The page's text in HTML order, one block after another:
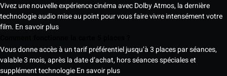
Vivez une nouvelle expérience cinéma avec Dolby Atmos, la dernière
technologie audio mise au point pour vous faire vivre intensément votre
film. En savoir plus
Vous donne accès à un tarif préférentiel jusqu’à 3 places par séances,
valable 3 mois, après la date d’achat, hors séances spéciales et
supplément technologieEn savoir plus